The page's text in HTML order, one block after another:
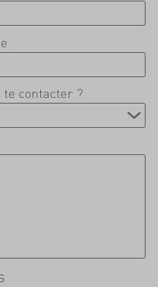
te contacter ?